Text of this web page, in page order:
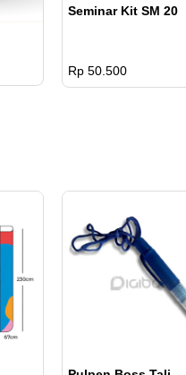
Seminar Kit SM 20
Rp 50.500